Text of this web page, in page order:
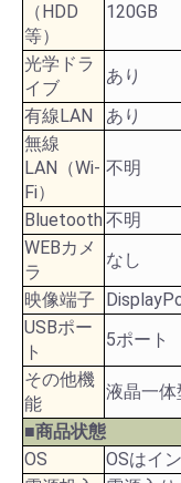
（HDD
等）
120GB
光学ドラ
イブ
あり
有線LAN
あり
無線
LAN（Wi-
Fi）
不明
Bluetooth 不明
WEBカメ
ラ
なし
映像端子
USBポー
ト
5ポート
その他機
能
液晶一体
■商品状態
OS
OSはイ